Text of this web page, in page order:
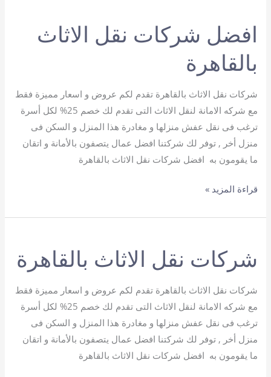
في
القاهرة
افضل شركات نقل الاثاث
بالقاهرة
شركات نقل الاثاث بالقاهرة تقدم لكم عروض و اسعار مميزة فقط
مع شركه الامانة لنقل الاثاث التى تقدم لك خصم 25% لكل أسرة
ترغب فى نقل عفش منزلها و مغادرة هذا المنزل و السكن فى
منزل أخر , توفر لك شركتنا افضل عمال يتصفون بالأمانة و اتقان
ما يقومون به افضل شركات نقل الاثاث بالقاهرة
افضل
نقل
بالقاهرة
قراءة المزيد »
شركات نقل الاثاث بالقاهرة
شركات نقل الاثاث بالقاهرة تقدم لكم عروض و اسعار مميزة فقط
مع شركه الامانة لنقل الاثاث التى تقدم لك خصم 25% لكل أسرة
ترغب فى نقل عفش منزلها و مغادرة هذا المنزل و السكن فى
منزل أخر , توفر لك شركتنا افضل عمال يتصفون بالأمانة و اتقان
ما يقومون به افضل شركات نقل الاثاث بالقاهرة